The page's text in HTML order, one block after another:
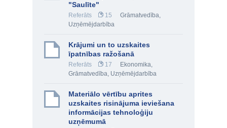
"Saulīte"
Referāts 15 Grāmatvedība,
Uzņēmējdarbība
Krājumi un to uzskaites
īpatnības ražošanā
Referāts 17 Ekonomika,
Grāmatvedība, Uzņēmējdarbība
Materiālo vērtību aprites
uzskaites risinājuma ieviešana
informācijas tehnoloģiju
uzņēmumā